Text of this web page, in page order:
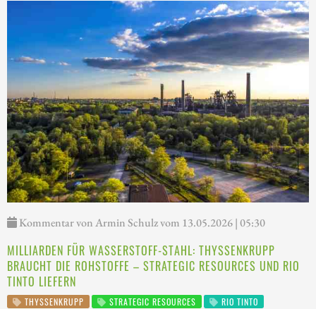
Kommentar von Armin Schulz vom 13.05.2026 | 05:30
MILLIARDEN FÜR WASSERSTOFF-STAHL: THYSSENKRUPP
BRAUCHT DIE ROHSTOFFE – STRATEGIC RESOURCES UND RIO
TINTO LIEFERN
THYSSENKRUPP STRATEGIC RESOURCES
RIO TINTO